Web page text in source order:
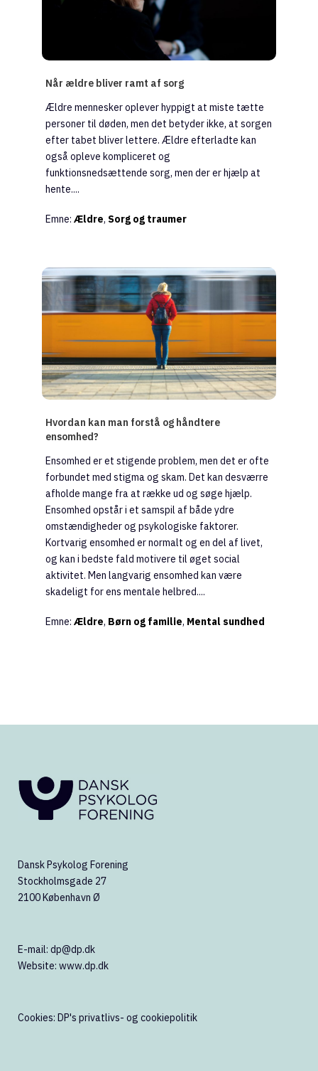
Når ældre bliver ramt af sorg
Ældre mennesker oplever hyppigt at miste tætte
personer til døden, men det betyder ikke, at sorgen
efter tabet bliver lettere. Ældre efterladte kan
også opleve kompliceret og
funktionsnedsættende sorg, men der er hjælp at
hente....
Emne: Ældre, Sorg og traumer
Hvordan kan man forstå og håndtere
ensomhed?
Ensomhed er et stigende problem, men det er ofte
forbundet med stigma og skam. Det kan desværre
afholde mange fra at række ud og søge hjælp.
Ensomhed opstår i et samspil af både ydre
omstændigheder og psykologiske faktorer.
Kortvarig ensomhed er normalt og en del af livet,
og kan i bedste fald motivere til øget social
aktivitet. Men langvarig ensomhed kan være
skadeligt for ens mentale helbred....
Emne: Ældre, Børn og familie, Mental sundhed
Dansk Psykolog Forening
Stockholmsgade 27
2100 København Ø
E-mail: dp@dp.dk
Website: www.dp.dk
Cookies: DP's privatlivs- og cookiepolitik